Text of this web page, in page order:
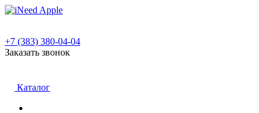
+7 (383) 380-04-04
Заказать звонок
Каталог